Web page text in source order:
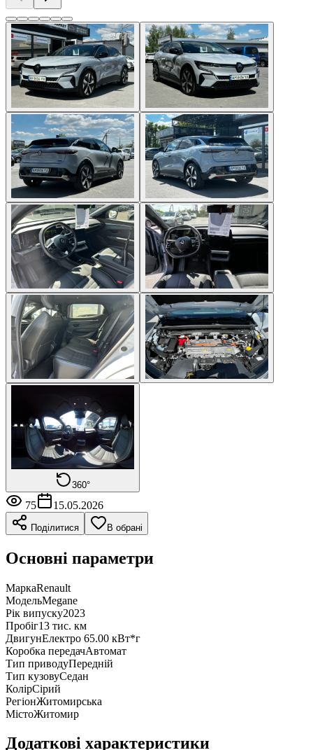
360°
75 15.05.2026
Поділитися В обрані
Основні параметри
МаркаRenault
МодельMegane
Рік випуску2023
Пробіг13 тис. км
ДвигунЕлектро 65.00 кВт*г
Коробка передачАвтомат
Тип приводуПередній
Тип кузовуСедан
КолірСірий
РегіонЖитомирська
МістоЖитомир
Додаткові характеристики